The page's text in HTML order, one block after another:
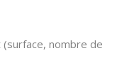
nombre de